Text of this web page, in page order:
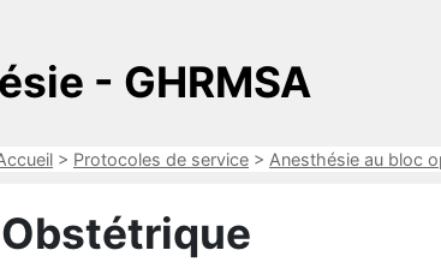
- GHRMSA
> Protocoles de service > Anesthésie au bloc
Obstétrique